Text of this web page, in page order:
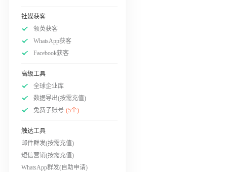
社媒获客
领英获客
WhatsApp获客
Facebook获客
高级工具
全球企业库
数据导出(按需充值)
免费子账号 (5个)
触达工具
邮件群发(按需充值)
短信营销(按需充值)
WhatsApp群发(自助申请)